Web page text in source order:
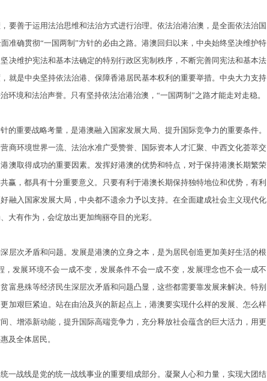
善于运用法治思维和法治方式进行治理。依法治港治澳，是全面依法治国
准确贯彻“一国两制”方针的必由之路。港澳回归以来，中央始终坚决维护特
决维护宪法和基本法确定的特别行政区宪制秩序，不断完善同宪法和基本法
就是中央坚持依法治港、保障香港居民基本权利的重要举措。中央大力支持
境和法治声誉。只有坚持依法治港治澳，“一国两制”之路才能走对走稳。
重要战略考量，是港澳融入国家发展大局、提升国际竞争力的重要条件。
商环境世界一流、法治水准广受赞誉、国际资本人才汇聚、中西文化荟萃交
澳取得成功的重要因素。发挥好港澳的优势和特点，对于保持港澳长期繁荣
赢，都具有十分重要意义。只要有利于港澳长期保持独特地位和优势，有利
融入国家发展大局，中央都不遗余力予以支持。在全面建成社会主义现代化
大有作为，会绽放出更加绚丽夺目的光彩。
次矛盾和问题。发展是港澳的立身之本，是为居民创造更加美好生活的根
发展环境不会一成不变，发展条件不会一成不变，发展理念也不会一成不
富悬殊等经济民生深层次矛盾和问题凸显，这些都需要靠发展来解决。特别
加艰巨紧迫。站在由治及兴的新起点上，港澳要实现什么样的发展、怎么样
、增添新动能，提升国际高端竞争力，充分释放社会蕴含的巨大活力，用更
及全体居民。
战线是党的统一战线事业的重要组成部分。凝聚人心和力量，实现大团结